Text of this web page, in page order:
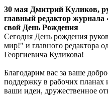
30 мая Дмитрий Куликов,
главный редактор
свой День Рождения
Сегодня День рождения
мир!" и главного редактора
Георгиевича Куликова!
Благодарим вас за ваше
поддержку в рабочих
ваши идеи, дружественное